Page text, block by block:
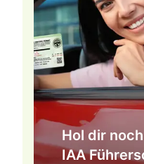
Hol dir
IAA